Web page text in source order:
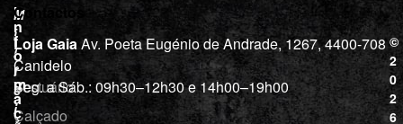
M
i
l
í
c
i
L
o
j
a
Vestuário
Calçado
I
n
f
o
r
m
a
ç
Contactos
Loja GaiaAv. Poeta Eugénio de Andrade, 1267, 4400-708
Canidelo
Seg. a Sáb.: 09h30–12h30 e 14h00–19h00
©
2
0
2
6